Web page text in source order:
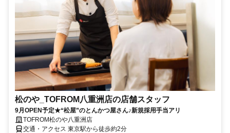
松のや_TOFROM八重洲店の店舗スタッフ
9月OPEN予定★“松屋”のとんかつ屋さん♪新規採用手当アリ
TOFROM松のや八重洲店
交通・アクセス 東京駅から徒歩約2分